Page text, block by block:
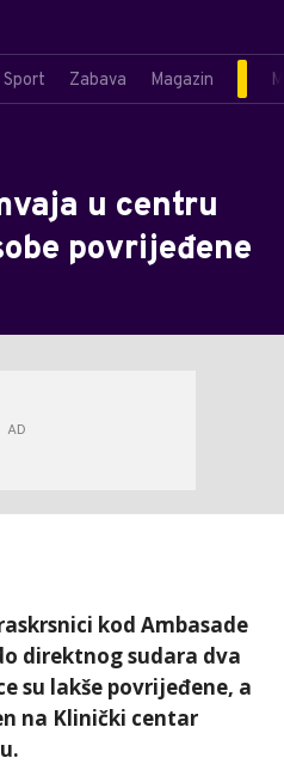
Sport Zabava Magazin
u centru
povrijeđene
kod Ambasade
direktnog sudara dva
su lakše povrijeđene, a
na Klinički centar